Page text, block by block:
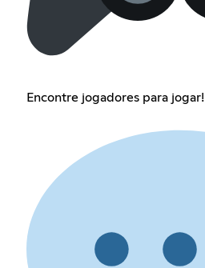
Encontre jogadores para jogar!